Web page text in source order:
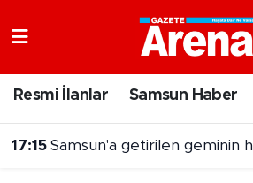
Resmi İlanlar Samsun Haber
17:15 Samsun'a getirilen geminin
Samsun Namaz Vakitleri